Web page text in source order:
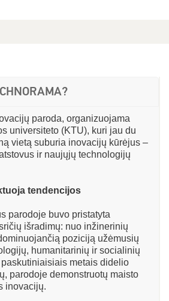
paroda, organizuojama
universiteto (KTU), kuri jau du
vietą suburia inovacijų kūrėjus –
ir naujųjų technologijų
tendencijos
parodoje buvo pristatyta
išradimų: nuo inžinerinių
poziciją užėmusių
humanitarinių ir socialinių
metais didelio
parodoje demonstruotų maisto
inovacijų.